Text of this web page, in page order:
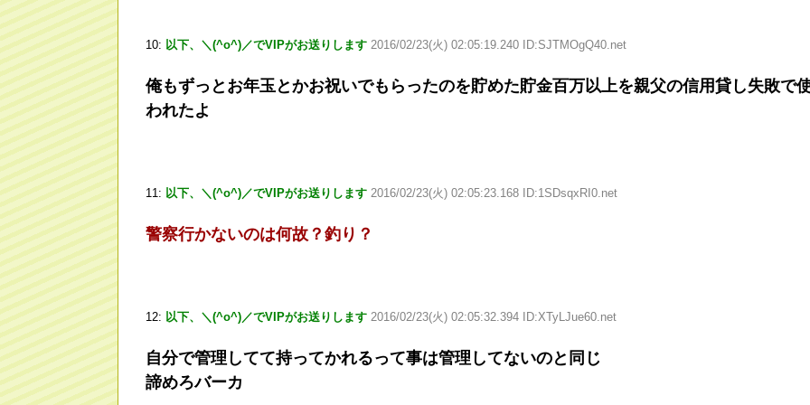
10: 以下、＼(^o^)／でVIPがお送りします 2016/02/23(火) 02:05:19.240 ID:SJTMOgQ40.net
俺もずっとお年玉とかお祝いでもらったのを貯めた貯金百万以上を親父の信用貸し失敗で
われたよ
11: 以下、＼(^o^)／でVIPがお送りします 2016/02/23(火) 02:05:23.168 ID:1SDsqxRI0.net
警察行かないのは何故？釣り？
12: 以下、＼(^o^)／でVIPがお送りします 2016/02/23(火) 02:05:32.394 ID:XTyLJue60.net
自分で管理してて持ってかれるって事は管理してないのと同じ
諦めろバーカ